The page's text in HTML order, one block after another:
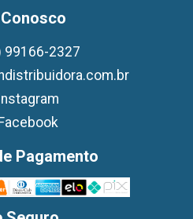
99166-2327
Pagamento